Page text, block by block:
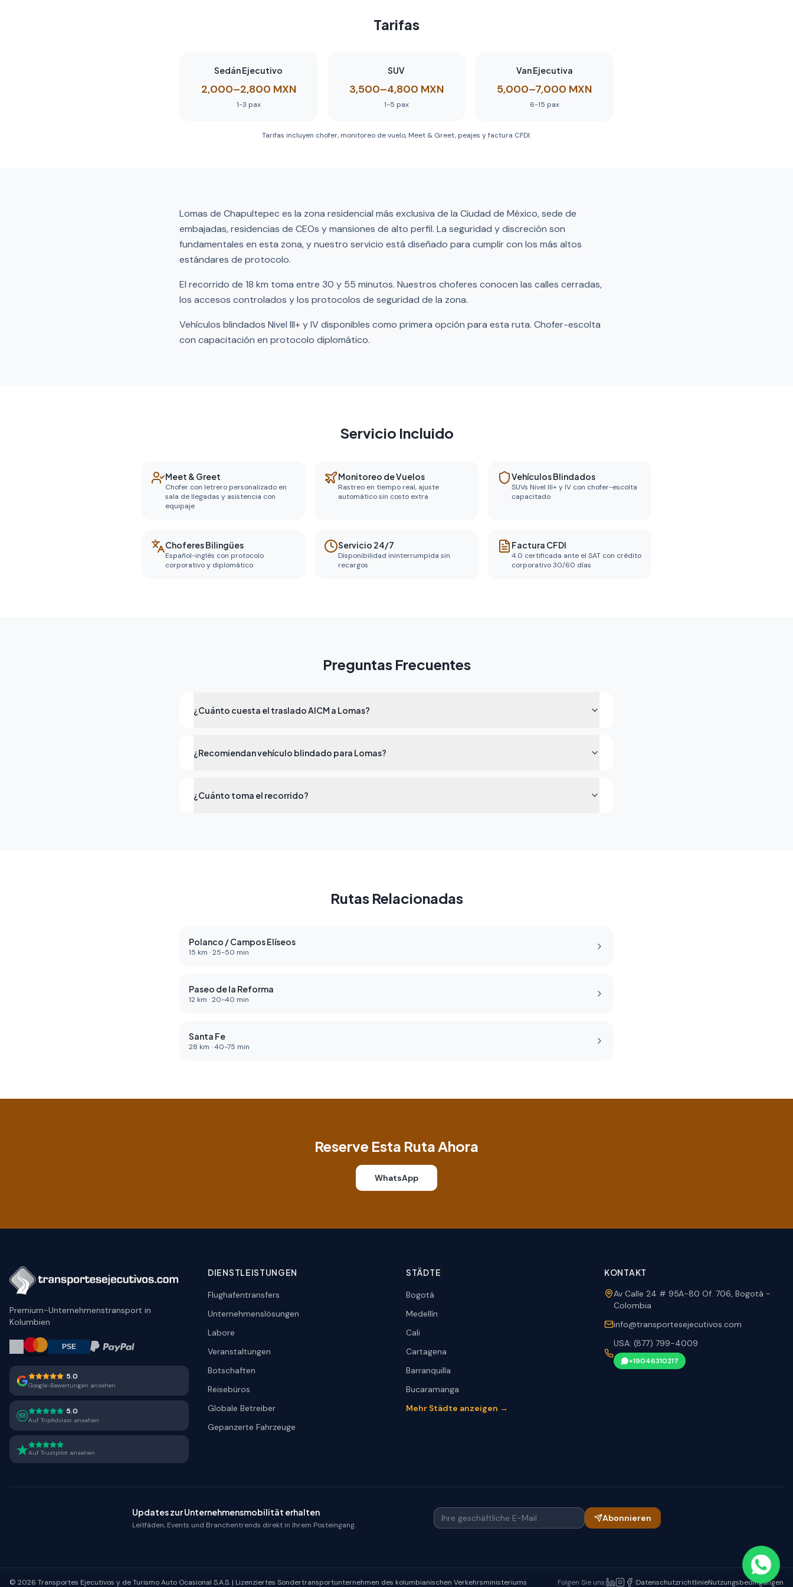
Tarifas
Sedán Ejecutivo
2,000–2,800 MXN
1-3 pax
SUV
3,500–4,800 MXN
1-5 pax
Van Ejecutiva
5,000–7,000 MXN
6-15 pax
Tarifas incluyen chofer, monitoreo de vuelo, Meet & Greet, peajes y factura CFDI.
Lomas de Chapultepec es la zona residencial más exclusiva de la Ciudad de México, sede de
embajadas, residencias de CEOs y mansiones de alto perfil. La seguridad y discreción son
fundamentales en esta zona, y nuestro servicio está diseñado para cumplir con los más altos
estándares de protocolo.
El recorrido de 18 km toma entre 30 y 55 minutos. Nuestros choferes conocen las calles cerradas,
los accesos controlados y los protocolos de seguridad de la zona.
Vehículos blindados Nivel III+ y IV disponibles como primera opción para esta ruta. Chofer-escolta
con capacitación en protocolo diplomático.
Servicio Incluido
Meet & Greet
Chofer con letrero personalizado en
sala de llegadas y asistencia con
equipaje
Monitoreo de Vuelos
Rastreo en tiempo real, ajuste
automático sin costo extra
Vehículos Blindados
SUVs Nivel III+ y IV con chofer-escolta
capacitado
Choferes Bilingües
Español-inglés con protocolo
corporativo y diplomático
Servicio 24/7
Disponibilidad ininterrumpida sin
recargos
Factura CFDI
4.0 certificada ante el SAT con crédito
corporativo 30/60 días
Preguntas Frecuentes
¿Cuánto cuesta el traslado AICM a Lomas?
¿Recomiendan vehículo blindado para Lomas?
¿Cuánto toma el recorrido?
Rutas Relacionadas
Polanco / Campos Elíseos
15 km ·25-50 min
Paseo de la Reforma
12 km ·20-40 min
Santa Fe
28 km ·40-75 min
Reserve Esta Ruta Ahora
WhatsApp
Premium-Unternehmenstransport in
Kolumbien
5.0
Google-Bewertungen ansehen
5.0
Auf TripAdvisor ansehen
Auf Trustpilot ansehen
DIENSTLEISTUNGEN
Flughafentransfers
Unternehmenslösungen
Labore
Veranstaltungen
Botschaften
Reisebüros
Globale Betreiber
Gepanzerte Fahrzeuge
STÄDTE
Bogotá
Medellín
Cali
Cartagena
Barranquilla
Bucaramanga
Mehr Städte anzeigen →
KONTAKT
Av Calle 24 # 95A-80 Of. 706, Bogotá -
Colombia
info@transportesejecutivos.com
USA: (877) 799-4009
+19046310217
Updates zur Unternehmensmobilität erhalten
Leitfäden, Events und Branchentrends direkt in Ihrem Posteingang.
Ihre geschäftliche E-Mail Abonnieren
© 2026 Transportes Ejecutivos y de Turismo Auto Ocasional S.A.S. | Lizenziertes Sondertransportunternehmen des kolumbianischen Verkehrsministeriums Folgen Sie uns: |DatenschutzrichtlinieNutzungsbedingungen